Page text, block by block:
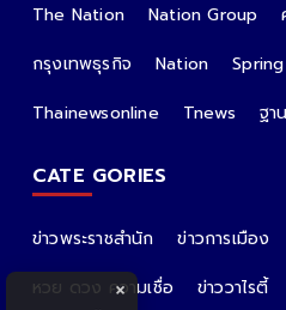
The Nation Nation Group
กรุงเทพธุรกิจ
Nation
Thainewsonline
Tnews ฐา
CATE GORIES
ข่าวพระราชสำนัก ข่าวการเมือง
หวย ดวง ความเชื่อ
ข่าววาไรตี้
×